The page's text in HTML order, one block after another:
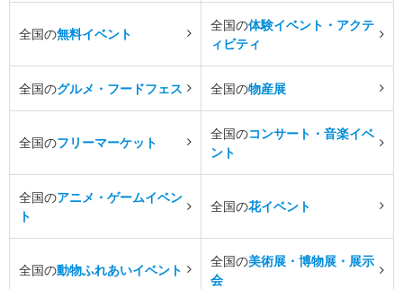
全国の無料イベント
全国の体験イベント・アクテ
ィビティ
全国のグルメ・フードフェス 全国の物産展
全国のフリーマーケット
全国のコンサート・音楽イベ
ント
全国のアニメ・ゲームイベン
ト
全国の花イベント
全国の動物ふれあいイベント
全国の美術展・博物展・展示
会